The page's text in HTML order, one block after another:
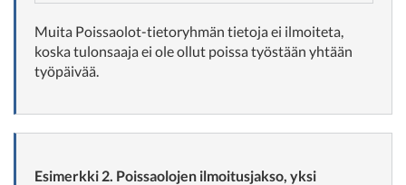
Muita Poissaolot-tietoryhmän tietoja ei ilmoiteta,
koska tulonsaaja ei ole ollut poissa työstään yhtään
työpäivää.
Esimerkki 2. Poissaolojen ilmoitusjakso, yksi